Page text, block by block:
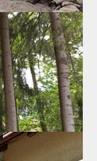
Балтийского
Германии до